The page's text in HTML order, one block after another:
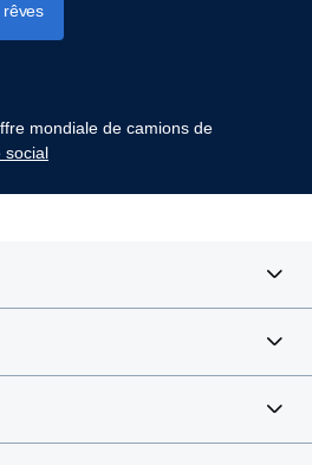
mondiale de camions de
social